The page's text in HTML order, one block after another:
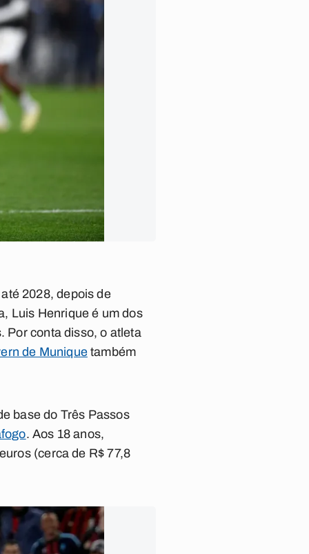
2028, depois de
Luis Henrique é um dos
Por conta disso, o atleta
de Muniquetambém
base do Três Passos
. Aos 18 anos,
(cerca de R$ 77,8